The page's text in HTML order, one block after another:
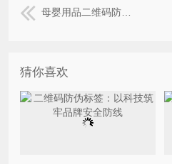
母婴用品二维码防伪标签可以带来的优势有哪些？
猜你喜欢